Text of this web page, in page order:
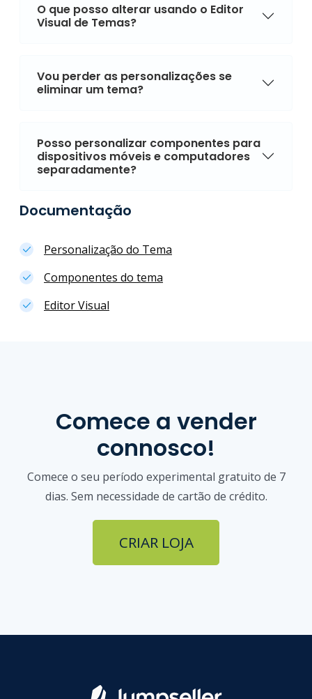
O que posso alterar usando o Editor
Visual de Temas?
Vou perder as personalizações se
eliminar um tema?
Posso personalizar componentes para
dispositivos móveis e computadores
separadamente?
Documentação
Personalização do Tema
Componentes do tema
Editor Visual
Comece a vender
connosco!
Comece o seu período experimental gratuito de 7
dias. Sem necessidade de cartão de crédito.
CRIAR LOJA